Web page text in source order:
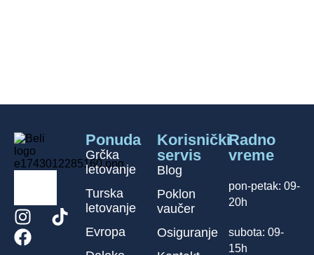
Ponuda
Grčka
letovanje
Turska
letovanje
Evropa
Korisnički
servis
Blog
Poklon
vaučer
Osiguranje
Radno
vreme
pon-petak: 09-
20h
subota: 09-
15h